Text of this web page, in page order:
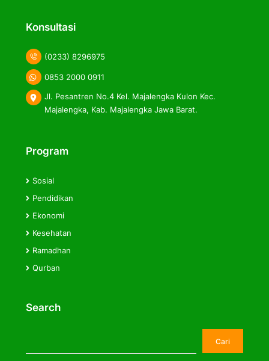
Konsultasi
(0233) 8296975
0853 2000 0911
Jl. Pesantren No.4 Kel. Majalengka Kulon Kec.
Majalengka, Kab. Majalengka Jawa Barat.
Program
Sosial
Pendidikan
Ekonomi
Kesehatan
Ramadhan
Qurban
Search
Cari